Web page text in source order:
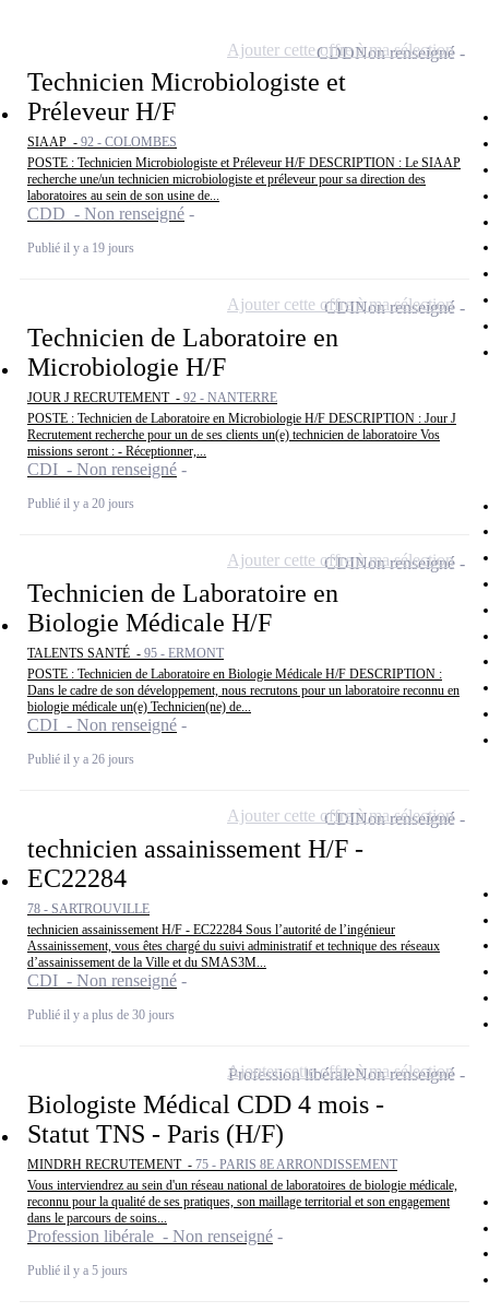
Technicien Microbiologiste et
Préleveur H/F
SIAAP - 92 - COLOMBES
POSTE : Technicien Microbiologiste et Préleveur H/F DESCRIPTION : Le SIAAP
recherche une/un technicien microbiologiste et préleveur pour sa direction des
laboratoires au sein de son usine de...
CDD - Non renseigné
Publié il y a 19 jours
CDDNon renseigné
Ajouter cette offre à ma sélection
Technicien de Laboratoire en
Microbiologie H/F
JOUR J RECRUTEMENT - 92 - NANTERRE
POSTE : Technicien de Laboratoire en Microbiologie H/F DESCRIPTION : Jour J
Recrutement recherche pour un de ses clients un(e) technicien de laboratoire Vos
missions seront : - Réceptionner,...
CDI - Non renseigné
Publié il y a 20 jours
CDINon renseigné
Ajouter cette offre à ma sélection
Technicien de Laboratoire en
Biologie Médicale H/F
TALENTS SANTÉ - 95 - ERMONT
POSTE : Technicien de Laboratoire en Biologie Médicale H/F DESCRIPTION :
Dans le cadre de son développement, nous recrutons pour un laboratoire reconnu en
biologie médicale un(e) Technicien(ne) de...
CDI - Non renseigné
Publié il y a 26 jours
CDINon renseigné
Ajouter cette offre à ma sélection
technicien assainissement H/F -
EC22284
78 - SARTROUVILLE
technicien assainissement H/F - EC22284 Sous l’autorité de l’ingénieur
Assainissement, vous êtes chargé du suivi administratif et technique des réseaux
d’assainissement de la Ville et du SMAS3M...
CDI - Non renseigné
Publié il y a plus de 30 jours
CDINon renseigné
Ajouter cette offre à ma sélection
Biologiste Médical CDD 4 mois -
Statut TNS - Paris (H/F)
MINDRH RECRUTEMENT - 75 - PARIS 8E ARRONDISSEMENT
Vous interviendrez au sein d'un réseau national de laboratoires de biologie médicale,
reconnu pour la qualité de ses pratiques, son maillage territorial et son engagement
dans le parcours de soins...
Profession libérale - Non renseigné
Publié il y a 5 jours
Profession libéraleNon renseigné
Ajouter cette offre à ma sélection